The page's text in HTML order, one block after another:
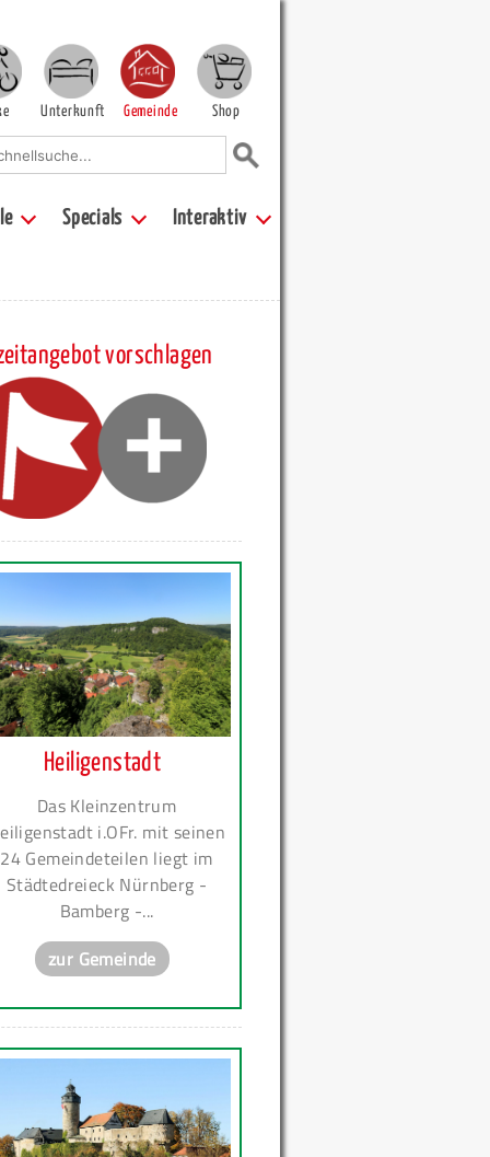
Unterkunft Gemeinde Shop
Specials Interaktiv
vorschlagen
Heiligenstadt
Das Kleinzentrum
i.OFr. mit seinen
24 Gemeindeteilen liegt im
Städtedreieck Nürnberg -
Bamberg -...
zur Gemeinde